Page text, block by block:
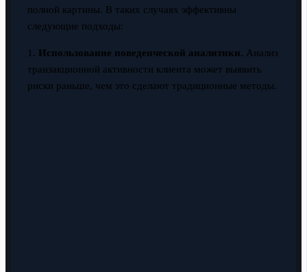
полной картины. В таких случаях эффективны
следующие подходы:
1. Использование поведенческой аналитики. Анализ
транзакционной активности клиента может выявить
риски раньше, чем это сделают традиционные методы.